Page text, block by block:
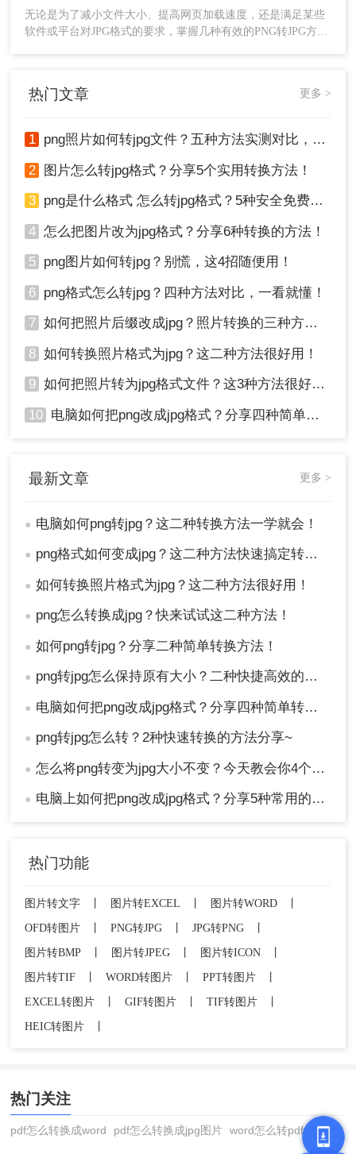
缩为主，适合用于保存照片、生活场景等。那么怎么将png转变
为jpg大小不变呢？
无论是为了减小文件大小、提高网页加载速度，还是满足某些
软件或平台对JPG格式的要求，掌握几种有效的PNG转JPG方法
热门文章 更多 >
1 png照片如何转jpg文件？五种方法实测对比，附各场景最优选!！
2 图片怎么转jpg格式？分享5个实用转换方法！
3 png是什么格式 怎么转jpg格式？5种安全免费转换方法全解析！
4 怎么把图片改为jpg格式？分享6种转换的方法！
5 png图片如何转jpg？别慌，这4招随便用！
6 png格式怎么转jpg？四种方法对比，一看就懂！
7 如何把照片后缀改成jpg？照片转换的三种方法！
8 如何转换照片格式为jpg？这二种方法很好用！
9 如何把照片转为jpg格式文件？这3种方法很好用!！
10 电脑如何把png改成jpg格式？分享四种简单转换方法！
最新文章 更多 >
● 电脑如何png转jpg？这二种转换方法一学就会！
● png格式如何变成jpg？这二种方法快速搞定转换!！
● 如何转换照片格式为jpg？这二种方法很好用！
● png怎么转换成jpg？快来试试这二种方法！
● 如何png转jpg？分享二种简单转换方法！
● png转jpg怎么保持原有大小？二种快捷高效的方法推荐给你！
● 电脑如何把png改成jpg格式？分享四种简单转换方法！
● png转jpg怎么转？2种快速转换的方法分享~
● 怎么将png转变为jpg大小不变？今天教会你4个方法！
● 电脑上如何把png改成jpg格式？分享5种常用的转换方法！
热门功能
图片转文字 图片转EXCEL 图片转WORD
OFD转图片
PNG转JPG JPG转PNG
图片转BMP
图片转JPEG 图片转ICON
图片转TIF
WORD转图片 PPT转图片
EXCEL转图片
GIF转图片 TIF转图片
HEIC转图片
热门关注
pdf怎么转换成word pdf怎么转换成jpg图片 word怎么转pdf